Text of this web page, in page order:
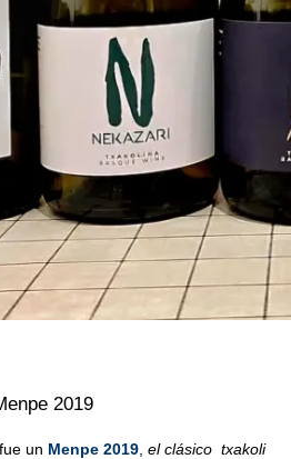
2019
un Menpe 2019 el clásico txakoli